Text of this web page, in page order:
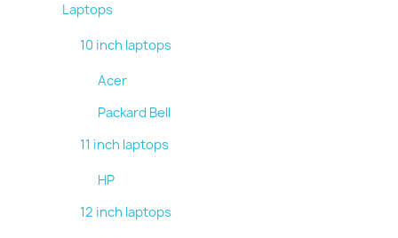
Laptops
10 inch laptops
Acer
Packard Bell
11 inch laptops
HP
12 inch laptops